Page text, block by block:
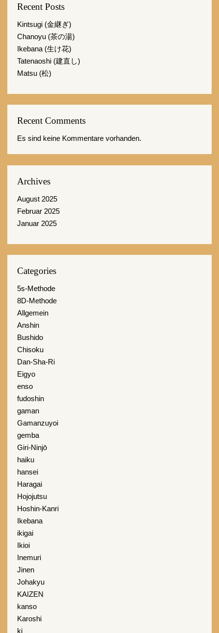
Recent Posts
Kintsugi (金継ぎ)
Chanoyu (茶の湯)
Ikebana (生け花)
Tatenaoshi (建直し)
Matsu (松)
Recent Comments
Es sind keine Kommentare vorhanden.
Archives
August 2025
Februar 2025
Januar 2025
Categories
5s-Methode
8D-Methode
Allgemein
Anshin
Bushido
Chisoku
Dan-Sha-Ri
Eigyo
enso
fudoshin
gaman
Gamanzuyoi
gemba
Giri-Ninjō
haiku
hansei
Haragai
Hojojutsu
Hoshin-Kanri
Ikebana
ikigai
Ikioi
Inemuri
Jinen
Johakyu
KAIZEN
kanso
Karoshi
ki